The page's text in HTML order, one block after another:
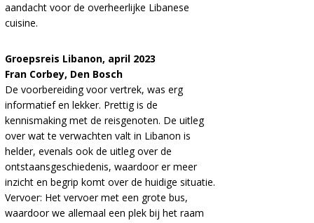
aandacht voor de overheerlijke Libanese
cuisine.
Groepsreis Libanon, april 2023
Fran Corbey, Den Bosch
De voorbereiding voor vertrek, was erg
informatief en lekker. Prettig is de
kennismaking met de reisgenoten. De uitleg
over wat te verwachten valt in Libanon is
helder, evenals ook de uitleg over de
ontstaansgeschiedenis, waardoor er meer
inzicht en begrip komt over de huidige situatie.
Vervoer: Het vervoer met een grote bus,
waardoor we allemaal een plek bij het raam